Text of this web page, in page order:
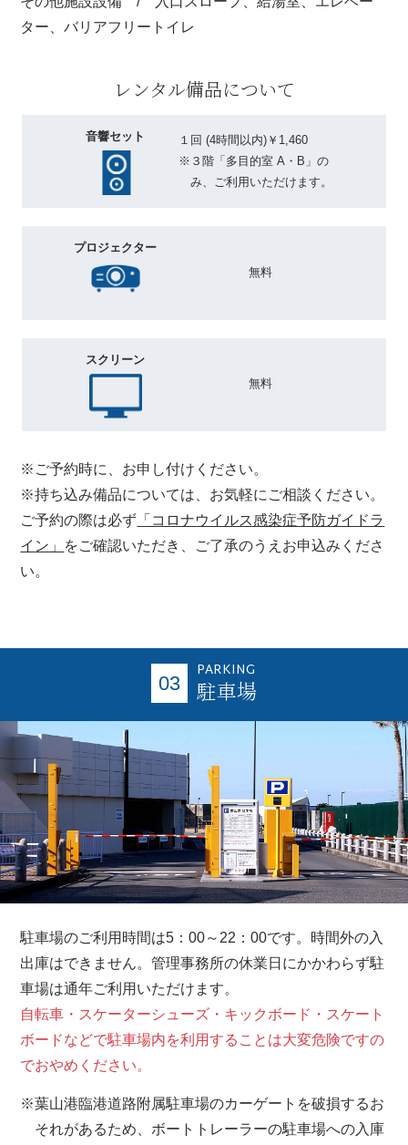
ター、バリアフリートイレ
レンタル備品について
音響セット
１回 (4時間以内)￥1,460
※３階「多目的室 A・B」の
み、ご利用いただけます。
プロジェクター
無料
スクリーン
無料
※ご予約時に、お申し付けください。
※持ち込み備品については、お気軽にご相談ください。
ご予約の際は必ず 「コロナウイルス感染症予防ガイドラ
イン」 をご確認いただき、ご了承のうえお申込みくださ
い。
03
PARKING
駐車場
駐車場のご利用時間は5：00～22：00です。時間外の入
出庫はできません。管理事務所の休業日にかかわらず駐
車場は通年ご利用いただけます。
自転車・スケーターシューズ・キックボード・スケート
ボードなどで駐車場内を利用することは大変危険ですの
でおやめください。
※葉山港臨港道路附属駐車場のカーゲートを破損するお
それがあるため、ボートトレーラーの駐車場への入庫